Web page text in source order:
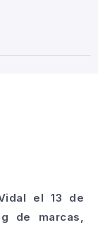
el 13 de
de marcas,